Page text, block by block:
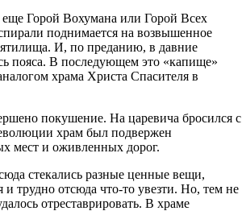
еще Горой Вохумана или Горой Всех
поднимается на возвышенное
И, по преданию, в давние
пояса. В последующем это «капище»
храма Христа Спасителя в
покушение. На царевича бросился с
храм был подвержен
мест и оживленных дорог.
стекались разные ценные вещи,
трудно отсюда что-то увезти. Но, тем не
отреставрировать. В храме